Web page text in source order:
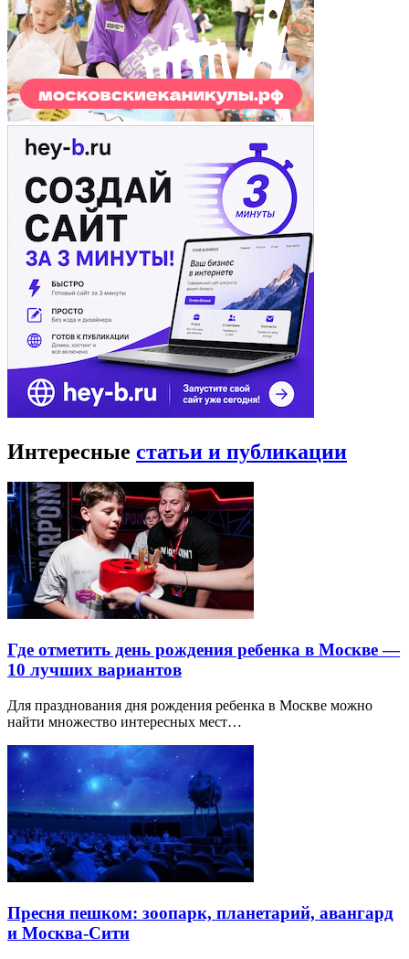
Интересные статьи и публикации
Где отметить день рождения ребенка в Москве —
10 лучших вариантов
Для празднования дня рождения ребенка в Москве можно
найти множество интересных мест…
Пресня пешком: зоопарк, планетарий, авангард
и Москва-Сити